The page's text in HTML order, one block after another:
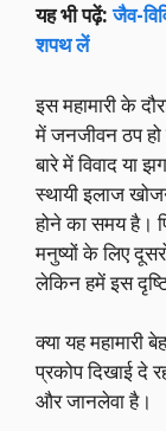
यह भी पढ़ें: जैव-
शपथ लें
इस महामारी के
में जनजीवन ठप हो
बारे में विवाद या
स्थायी इलाज
होने का समय है।
मनुष्यों के लिए
लेकिन हमें इस
क्या यह महामारी
प्रकोप दिखाई दे
और जानलेवा है।